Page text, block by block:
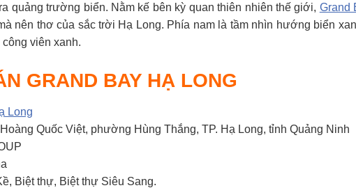
quảng trường biển. Nằm kế bên kỳ quan thiên nhiên thế giới, Grand
nên thơ của sắc trời Hạ Long. Phía nam là tầm nhìn hướng biển
viên xanh.
GRAND BAY HẠ LONG
Long
Quốc Việt, phường Hùng Thắng, TP. Hạ Long, tỉnh Quảng Ninh
Biệt thự, Biệt thự Siêu Sang.